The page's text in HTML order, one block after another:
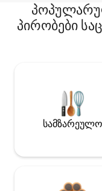
პირობები
სამზარეულო